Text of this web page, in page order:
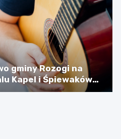
gminy Rozogi na
Kapel i Śpiewaków
Dolnym